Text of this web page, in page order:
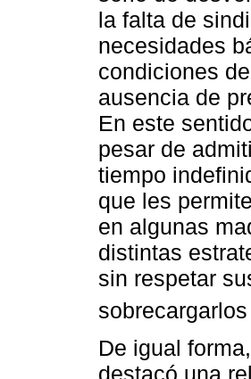
la falta de
necesidades
condiciones
ausencia de
En este
pesar de
tiempo
que les
en algunas
distintas
sin respetar
De igual
destacó una